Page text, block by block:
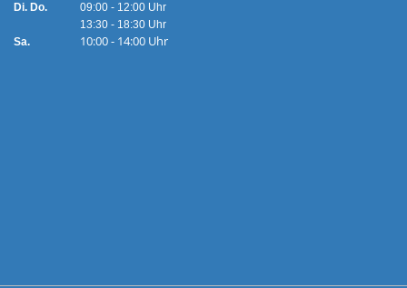
Di. Do.
Sa.
09:00 - 12:00 Uhr
13:30 - 18:30 Uhr
10:00 - 14:00 Uhr